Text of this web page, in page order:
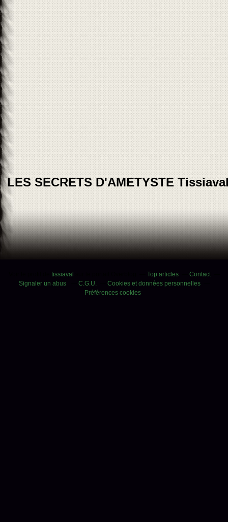
LES SECRETS D'AMETYSTE
tissiaval Top articles
Contact
Signaler un abus
C.G.U.
Cookies et données personnelles
Préférences cookies